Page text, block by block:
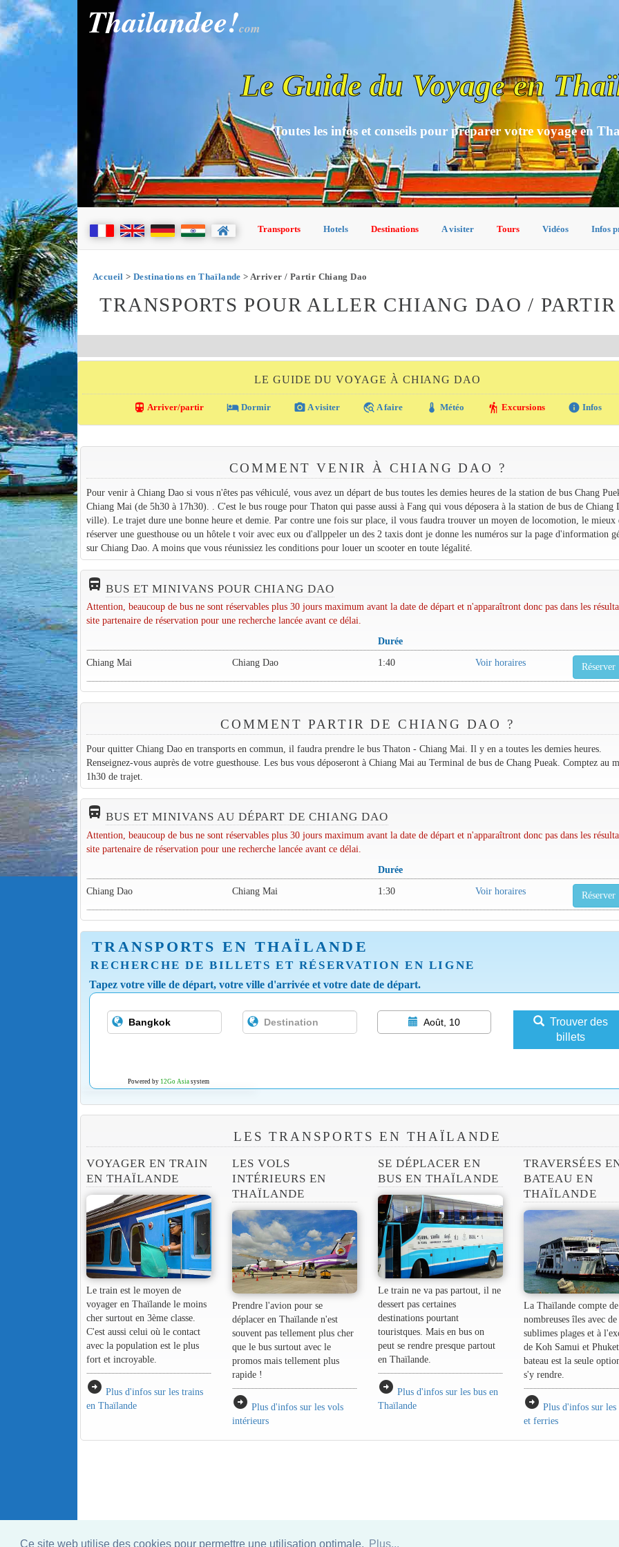
Ce site web utilise des cookies pour permettre une utilisation optimale. Plus...
Thailandee!com
Le Guide du Voyage en
Toutes les infos et conseils pour préparer votre voyage en
Transports Hotels Destinations A visiter Tours Vidéos Infos
Accueil > Destinations en Thaïlande > Arriver / Partir Chiang Dao
TRANSPORTS POUR ALLER CHIANG DAO /
LE GUIDE DU VOYAGE À CHIANG DAO
directions_transit Arriver/partir local_hotel Dormir photo_camera A visiter travel_explore A faire thermostat Météo hiking Excursions info Infos
COMMENT VENIR À CHIANG DAO ?
Pour venir à Chiang Dao si vous n'êtes pas véhiculé, vous avez un départ de bus toutes les demies heures de la station de bus Chang
Chiang Mai (de 5h30 à 17h30). . C'est le bus rouge pour Thaton qui passe aussi à Fang qui vous déposera à la station de bus de Chiang
ville). Le trajet dure une bonne heure et demie. Par contre une fois sur place, il vous faudra trouver un moyen de locomotion, le mieux
réserver une guesthouse ou un hôtele t voir avec eux ou d'allppeler un des 2 taxis dont je donne les numéros sur la page d'information
sur Chiang Dao. A moins que vous réunissiez les conditions pour louer un scooter en toute légalité.
directions_bus_filled BUS ET MINIVANS POUR CHIANG DAO
Attention, beaucoup de bus ne sont réservables plus 30 jours maximum avant la date de départ et n'apparaîtront donc pas dans les
site partenaire de réservation pour une recherche lancée avant ce délai.
Durée
Chiang Mai
Chiang Dao 1:40 Voir horaires Réserver
COMMENT PARTIR DE CHIANG DAO ?
Pour quitter Chiang Dao en transports en commun, il faudra prendre le bus Thaton - Chiang Mai. Il y en a toutes les demies heures.
Renseignez-vous auprès de votre guesthouse. Les bus vous déposeront à Chiang Mai au Terminal de bus de Chang Pueak. Comptez au
1h30 de trajet.
directions_bus_filled BUS ET MINIVANS AU DÉPART DE CHIANG DAO
Attention, beaucoup de bus ne sont réservables plus 30 jours maximum avant la date de départ et n'apparaîtront donc pas dans les
site partenaire de réservation pour une recherche lancée avant ce délai.
Durée
Chiang Dao
Chiang Mai 1:30 Voir horaires Réserver
TRANSPORTS EN THAÏLANDE
RECHERCHE DE BILLETS ET RÉSERVATION EN LIGNE
Tapez votre ville de départ, votre ville d'arrivée et votre date de départ.
Août, 10
Trouver des
billets
Powered by 12Go Asia system
LES TRANSPORTS EN THAÏLANDE
VOYAGER EN TRAIN
EN THAÏLANDE
Le train est le moyen de
voyager en Thaïlande le moins
cher surtout en 3ème classe.
C'est aussi celui où le contact
avec la population est le plus
fort et incroyable.
arrow_circle_right Plus d'infos sur les trains
en Thaïlande
LES VOLS
INTÉRIEURS EN
THAÏLANDE
Prendre l'avion pour se
déplacer en Thaïlande n'est
souvent pas tellement plus cher
que le bus surtout avec le
promos mais tellement plus
rapide !
arrow_circle_right Plus d'infos sur les vols
intérieurs
SE DÉPLACER EN
BUS EN THAÏLANDE
Le train ne va pas partout, il ne
dessert pas certaines
destinations pourtant
touristques. Mais en bus on
peut se rendre presque partout
en Thaïlande.
arrow_circle_right Plus d'infos sur les bus en
Thaïlande
TRAVERSÉES
BATEAU EN
THAÏLANDE
La Thaïlande compte de
nombreuses îles avec de
sublimes plages et à
de Koh Samui et
bateau est la seule
s'y rendre.
arrow_circle_right Plus d'infos sur les
et ferries